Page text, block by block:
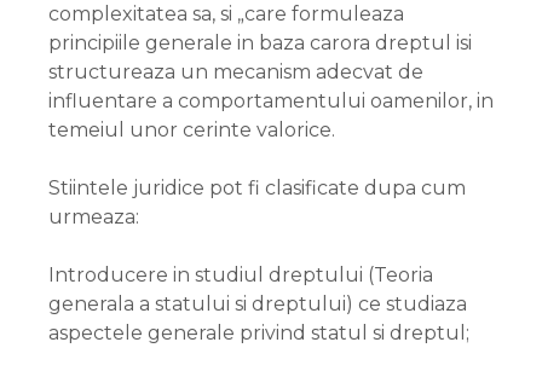
complexitatea sa, si „care formuleaza
principiile generale in baza carora dreptul isi
structureaza un mecanism adecvat de
influentare a comportamentului oamenilor, in
temeiul unor cerinte valorice.
Stiintele juridice pot fi clasificate dupa cum
urmeaza:
Introducere in studiul dreptului (Teoria
generala a statului si dreptului) ce studiaza
aspectele generale privind statul si dreptul;